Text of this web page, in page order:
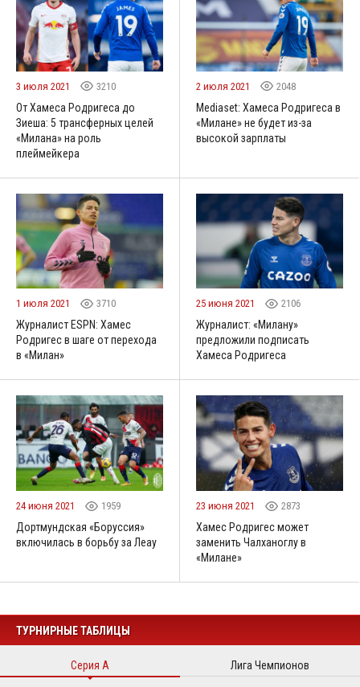
3 июля 2021 3210
От Хамеса Родригеса до
Зиеша: 5 трансферных целей
«Милана» на роль
плеймейкера
2 июля 2021 2048
Mediaset: Хамеса Родригеса в
«Милане» не будет из-за
высокой зарплаты
1 июля 2021 3710
Журналист ESPN: Хамес
Родригес в шаге от перехода
в «Милан»
25 июня 2021 2106
Журналист: «Милану»
предложили подписать
Хамеса Родригеса
24 июня 2021 1959
Дортмундская «Боруссия»
включилась в борьбу за Леау
23 июня 2021 2873
Хамес Родригес может
заменить Чалханоглу в
«Милане»
ТУРНИРНЫЕ ТАБЛИЦЫ
Серия А Лига Чемпионов